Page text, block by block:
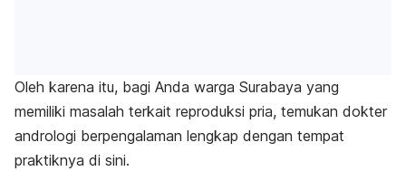
Oleh karena itu, bagi Anda warga Surabaya yang
memiliki masalah terkait reproduksi pria, temukan dokter
andrologi berpengalaman lengkap dengan tempat
praktiknya di sini.